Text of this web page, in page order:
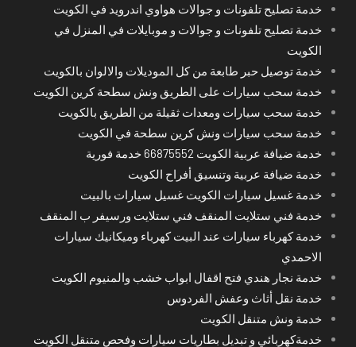
خدمة تصليح تلفونات و جوالات هواوي اندرويد في الكويت
خدمة تصليح تلفونات و جوالات و موبايلات في المنزل في
الكويت
خدمة توصيل حبر طابعة من كل الموديلات والالوان بالكويت
خدمة سحب سيارات على الطريق ونش سطحة كرين الكويت
خدمة سحب سيارات ومعدات ثقيلة من الطريق بالكويت
خدمة سحب سيارات ونش كرين سطحة في الكويت
خدمة ضيافة عربية الكويت 66875552 خدمة فورية
خدمة ضيافة عربية وتنسيق أفراح الكويت
خدمة غسيل سيارات الكويت غسيل سيارات بالبيت
خدمة فني ستلايت المنقف فني ستلايت ورسيفر ب المنقف
خدمة كهرباء سيارات عند البيت كهرباء وميكانيك سيارات
الاحمدي
خدمة نجار هندي فتح اقفال ابواب خشب والمنيوم الكويت
خدمة نقل أثاث وعفش الفردوس
خدمة ونش متنقل الكويت
خدمةكهربائي و تبديل بطاريات سيارات وفحص متنقل الكويت